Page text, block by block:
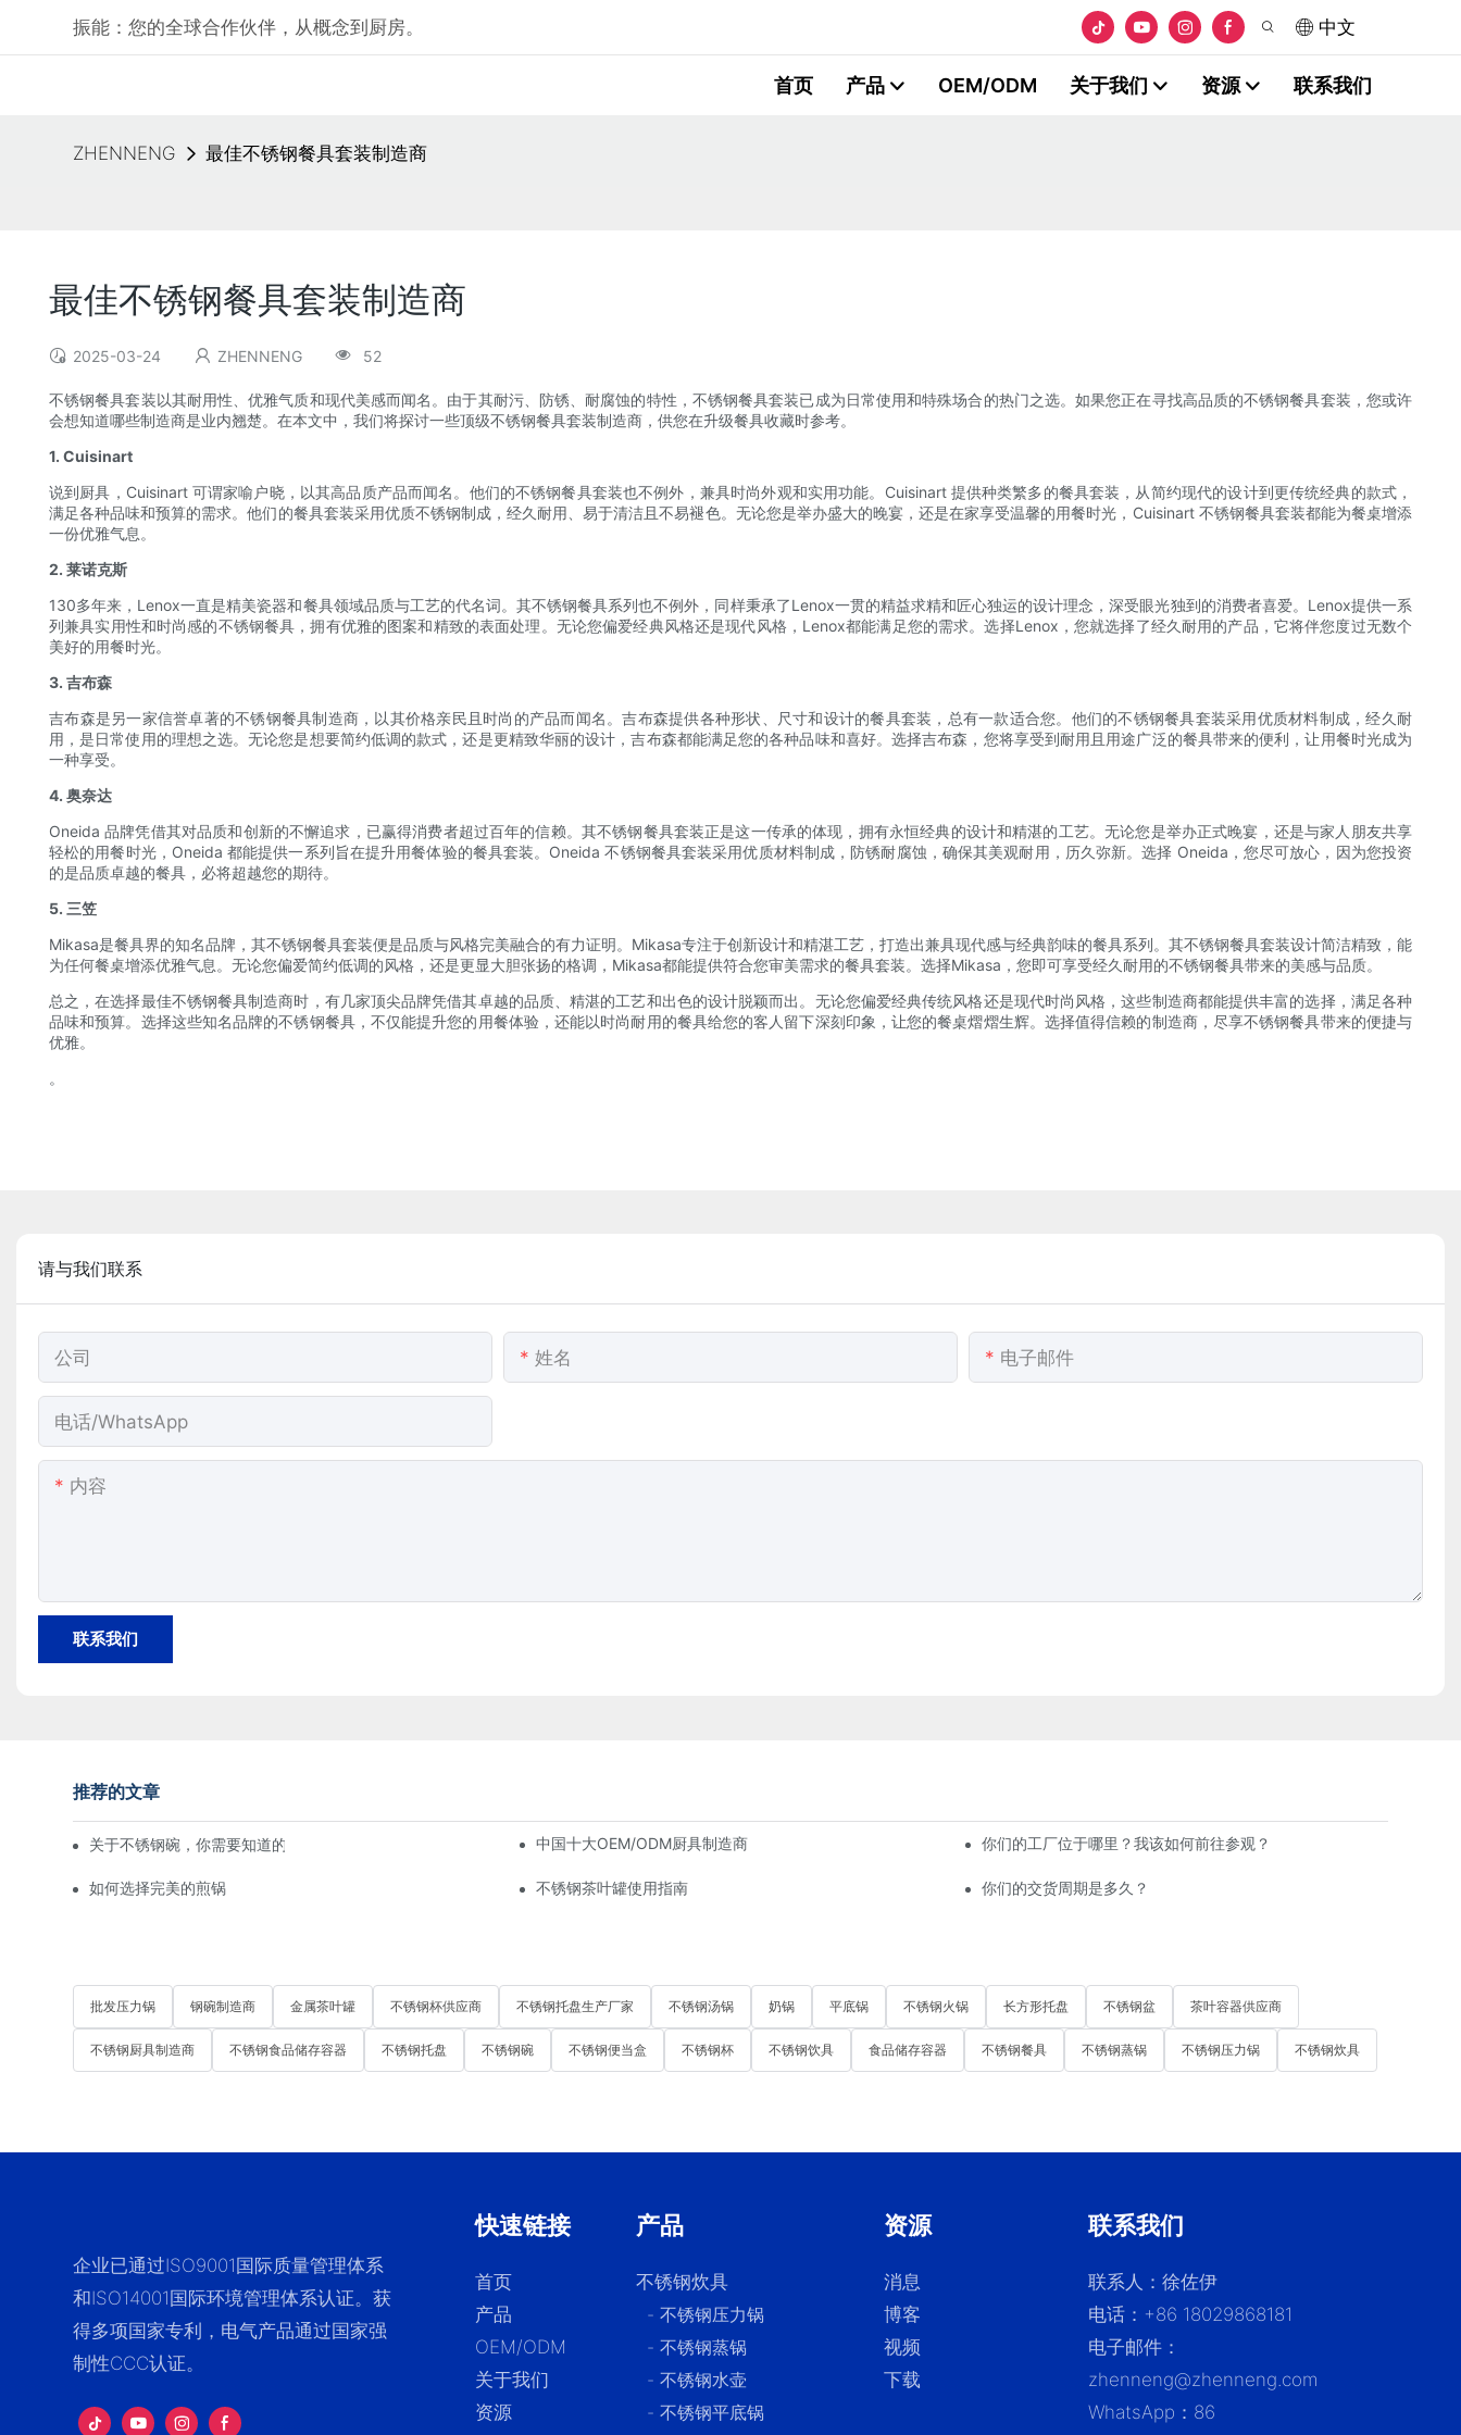
振能：您的全球合作伙伴，从概念到厨房。 中文
首页 产品 OEM/ODM 关于我们 资源 联系我们
ZHENNENG 最佳不锈钢餐具套装制造商
最佳不锈钢餐具套装制造商
2025-03-24 ZHENNENG 52
不锈钢餐具套装以其耐用性、优雅气质和现代美感而闻名。由于其耐污、防锈、耐腐蚀的特性，不锈钢餐具套装已成为日常使用和特殊场合的热门之选。如果您正在寻找高品质的不锈钢餐具套装，您或许
会想知道哪些制造商是业内翘楚。在本文中，我们将探讨一些顶级不锈钢餐具套装制造商，供您在升级餐具收藏时参考。
1. Cuisinart
说到厨具，Cuisinart 可谓家喻户晓，以其高品质产品而闻名。他们的不锈钢餐具套装也不例外，兼具时尚外观和实用功能。Cuisinart 提供种类繁多的餐具套装，从简约现代的设计到更传统经典的款式，
满足各种品味和预算的需求。他们的餐具套装采用优质不锈钢制成，经久耐用、易于清洁且不易褪色。无论您是举办盛大的晚宴，还是在家享受温馨的用餐时光，Cuisinart 不锈钢餐具套装都能为餐桌增添
一份优雅气息。
2. 莱诺克斯
130多年来，Lenox一直是精美瓷器和餐具领域品质与工艺的代名词。其不锈钢餐具系列也不例外，同样秉承了Lenox一贯的精益求精和匠心独运的设计理念，深受眼光独到的消费者喜爱。Lenox提供一系
列兼具实用性和时尚感的不锈钢餐具，拥有优雅的图案和精致的表面处理。无论您偏爱经典风格还是现代风格，Lenox都能满足您的需求。选择Lenox，您就选择了经久耐用的产品，它将伴您度过无数个
美好的用餐时光。
3. 吉布森
吉布森是另一家信誉卓著的不锈钢餐具制造商，以其价格亲民且时尚的产品而闻名。吉布森提供各种形状、尺寸和设计的餐具套装，总有一款适合您。他们的不锈钢餐具套装采用优质材料制成，经久耐
用，是日常使用的理想之选。无论您是想要简约低调的款式，还是更精致华丽的设计，吉布森都能满足您的各种品味和喜好。选择吉布森，您将享受到耐用且用途广泛的餐具带来的便利，让用餐时光成为
一种享受。
4. 奥奈达
Oneida 品牌凭借其对品质和创新的不懈追求，已赢得消费者超过百年的信赖。其不锈钢餐具套装正是这一传承的体现，拥有永恒经典的设计和精湛的工艺。无论您是举办正式晚宴，还是与家人朋友共享
轻松的用餐时光，Oneida 都能提供一系列旨在提升用餐体验的餐具套装。Oneida 不锈钢餐具套装采用优质材料制成，防锈耐腐蚀，确保其美观耐用，历久弥新。选择 Oneida，您尽可放心，因为您投资
的是品质卓越的餐具，必将超越您的期待。
5. 三笠
Mikasa是餐具界的知名品牌，其不锈钢餐具套装便是品质与风格完美融合的有力证明。Mikasa专注于创新设计和精湛工艺，打造出兼具现代感与经典韵味的餐具系列。其不锈钢餐具套装设计简洁精致，能
为任何餐桌增添优雅气息。无论您偏爱简约低调的风格，还是更显大胆张扬的格调，Mikasa都能提供符合您审美需求的餐具套装。选择Mikasa，您即可享受经久耐用的不锈钢餐具带来的美感与品质。
总之，在选择最佳不锈钢餐具制造商时，有几家顶尖品牌凭借其卓越的品质、精湛的工艺和出色的设计脱颖而出。无论您偏爱经典传统风格还是现代时尚风格，这些制造商都能提供丰富的选择，满足各种
品味和预算。选择这些知名品牌的不锈钢餐具，不仅能提升您的用餐体验，还能以时尚耐用的餐具给您的客人留下深刻印象，让您的餐桌熠熠生辉。选择值得信赖的制造商，尽享不锈钢餐具带来的便捷与
优雅。
。
请与我们联系
公司 姓名 电子邮件
电话/WhatsApp
内容
联系我们
推荐的文章
关于不锈钢碗，你需要知道的一切 中国十大OEM/ODM厨具制造商 你们的工厂位于哪里？我该如何前往参观？
如何选择完美的煎锅 不锈钢茶叶罐使用指南 你们的交货周期是多久？
批发压力锅 钢碗制造商 金属茶叶罐 不锈钢杯供应商 不锈钢托盘生产厂家 不锈钢汤锅 奶锅 平底锅 不锈钢火锅 长方形托盘 不锈钢盆 茶叶容器供应商
不锈钢厨具制造商 不锈钢食品储存容器 不锈钢托盘 不锈钢碗 不锈钢便当盒 不锈钢杯 不锈钢饮具 食品储存容器 不锈钢餐具 不锈钢蒸锅 不锈钢压力锅 不锈钢炊具
企业已通过ISO9001国际质量管理体系
和ISO14001国际环境管理体系认证。获
得多项国家专利，电气产品通过国家强
制性CCC认证。
快速链接
首页
产品
OEM/ODM
关于我们
资源
产品
不锈钢炊具
- 不锈钢压力锅
- 不锈钢蒸锅
- 不锈钢水壶
- 不锈钢平底锅
资源
消息
博客
视频
下载
联系我们
联系人：徐佐伊
电话：+86 18029868181
电子邮件：
zhenneng@zhenneng.com
WhatsApp：86